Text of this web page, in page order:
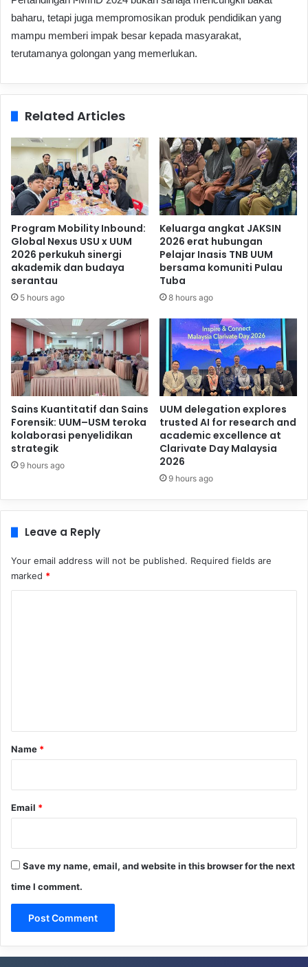
baharu, tetapi juga mempromosikan produk pendidikan yang
mampu memberi impak besar kepada masyarakat,
terutamanya golongan yang memerlukan.
Related Articles
Program Mobility Inbound:
Global Nexus USU x UUM
2026 perkukuh sinergi
akademik dan budaya
serantau
5 hours ago
Keluarga angkat JAKSIN
2026 erat hubungan
Pelajar Inasis TNB UUM
bersama komuniti Pulau
Tuba
8 hours ago
Sains Kuantitatif dan Sains
Forensik: UUM–USM teroka
kolaborasi penyelidikan
strategik
9 hours ago
UUM delegation explores
trusted AI for research and
academic excellence at
Clarivate Day Malaysia
2026
9 hours ago
Leave a Reply
Your email address will not be published. Required fields are
marked *
*
Name *
Email *
Save my name, email, and website in this browser for the next
time I comment.